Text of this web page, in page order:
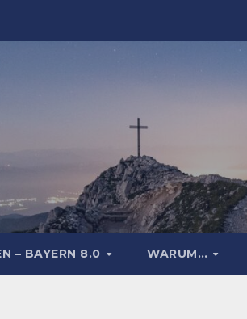
– BAYERN 8.0 WARUM…